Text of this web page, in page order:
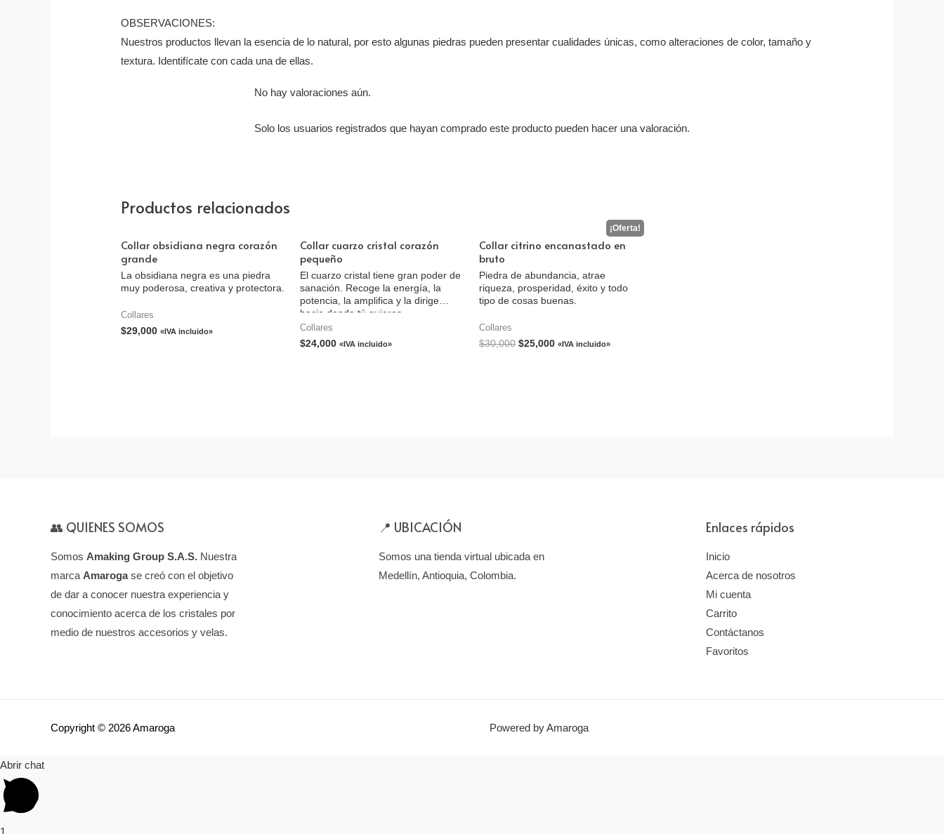
OBSERVACIONES:
Nuestros productos llevan la esencia de lo natural, por esto algunas piedras pueden presentar cualidades únicas, como alteraciones de color, tamaño y
textura. Identifícate con cada una de ellas.
No hay valoraciones aún.
Solo los usuarios registrados que hayan comprado este producto pueden hacer una valoración.
Productos relacionados
Collar obsidiana negra corazón
grande
La obsidiana negra es una piedra
muy poderosa, creativa y protectora.
Collares
$29,000 «IVA incluido»
Collar cuarzo cristal corazón
pequeño
El cuarzo cristal tiene gran poder de
sanación. Recoge la energía, la
potencia, la amplifica y la dirige
hacia donde tú quieres.
Collares
$24,000 «IVA incluido»
Collar citrino encanastado en
bruto
Piedra de abundancia, atrae
riqueza, prosperidad, éxito y todo
tipo de cosas buenas.
Collares
$30,000 $25,000 «IVA incluido»
👥 QUIENES SOMOS
Somos Amaking Group S.A.S. Nuestra
marcaAmarogase creó con el objetivo
de dar a conocer nuestra experiencia y
conocimiento acerca de los cristales por
medio de nuestros accesorios y velas.
📍 UBICACIÓN
Somos una tienda virtual ubicada en
Medellín, Antioquia, Colombia.
Enlaces rápidos
Inicio
Acerca de nosotros
Mi cuenta
Carrito
Contáctanos
Favoritos
Copyright © 2026 Amaroga Powered by Amaroga
Abrir chat